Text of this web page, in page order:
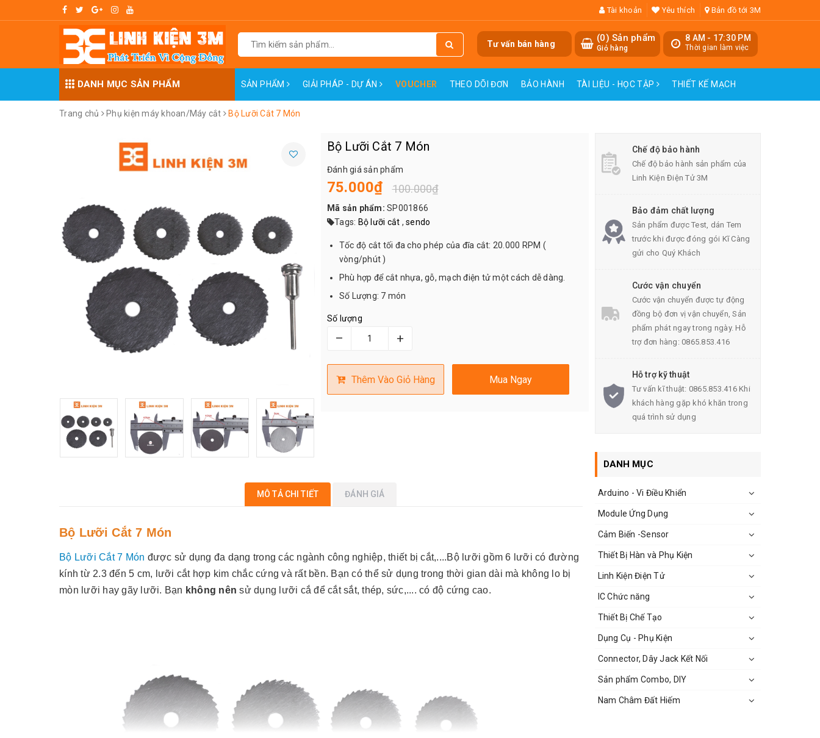
Tài khoản Yêu thích Bản đồ tới 3M
8 AM - 17:30 PM
Thời gian làm việc
(0) Sản phẩm
Giỏ hàng
Tư vấn bán hàng
DANH MỤC SẢN PHẨM SẢN PHẨM GIẢI PHÁP - DỰ ÁN VOUCHER THEO DÕI ĐƠN BẢO HÀNH TÀI LIỆU - HỌC TẬP THIẾT KẾ MẠCH
Trang chủ Phụ kiện máy khoan/Máy cắt Bộ Lưỡi Cắt 7 Món
Bộ Lưỡi Cắt 7 Món
Đánh giá sản phẩm
75.000₫ 100.000₫
Mã sản phẩm: SP001866
Tags: Bộ lưỡi cắt , sendo
Tốc độ cắt tối đa cho phép của đĩa cắt: 20.000 RPM (
vòng/phút )
Phù hợp để cắt nhựa, gỗ, mạch điện tử một cách dễ dàng.
Số Lượng: 7 món
Số lượng
– +
Thêm Vào Giỏ Hàng Mua Ngay
MÔ TẢ CHI TIẾT ĐÁNH GIÁ
Bộ Lưỡi Cắt 7 Món
Bộ Lưỡi Cắt 7 Món được sử dụng đa dạng trong các ngành công nghiệp, thiết bị cắt,....Bộ lưỡi gồm 6 lưỡi có đường
kính từ 2.3 đến 5 cm, lưỡi cắt hợp kim chắc cứng và rất bền. Bạn có thể sử dụng trong thời gian dài mà không lo bị
mòn lưỡi hay gãy lưỡi. Bạn không nên sử dụng lưỡi cắ để cắt sắt, thép, sức,.... có độ cứng cao.
Chế độ bảo hành
Chế độ bảo hành sản phẩm của
Linh Kiện Điện Tử 3M
Bảo đảm chất lượng
Sản phẩm được Test, dán Tem
trước khi được đóng gói Kĩ Càng
gửi cho Quý Khách
Cước vận chuyển
Cước vận chuyển được tự động
đồng bộ đơn vị vận chuyển, Sản
phẩm phát ngay trong ngày. Hỗ
trợ đơn hàng: 0865.853.416
Hỗ trợ kỹ thuật
Tư vấn kĩ thuật: 0865.853.416 Khi
khách hàng gặp khó khăn trong
quá trình sử dụng
DANH MỤC
Arduino - Vi Điều Khiển
Module Ứng Dụng
Cảm Biến -Sensor
Thiết Bị Hàn và Phụ Kiện
Linh Kiện Điện Tử
IC Chức năng
Thiết Bị Chế Tạo
Dụng Cụ - Phụ Kiện
Connector, Dây Jack Kết Nối
Sản phẩm Combo, DIY
Nam Châm Đất Hiếm